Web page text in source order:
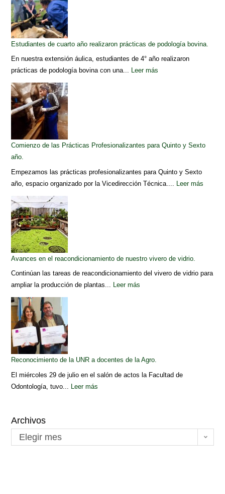
Estudiantes de cuarto año realizaron prácticas de podología bovina.
En nuestra extensión áulica, estudiantes de 4° año realizaron
prácticas de podología bovina con una... Leer más
Comienzo de las Prácticas Profesionalizantes para Quinto y Sexto
año.
Empezamos las prácticas profesionalizantes para Quinto y Sexto
año, espacio organizado por la Vicedirección Técnica....
Leer más
Avances en el reacondicionamiento de nuestro vivero de vidrio.
Continúan las tareas de reacondicionamiento del vivero de vidrio para
ampliar la producción de plantas... Leer más
Reconocimiento de la UNR a docentes de la Agro.
El miércoles 29 de julio en el salón de actos la Facultad de
Odontología, tuvo...
Leer más
Archivos
Elegir mes